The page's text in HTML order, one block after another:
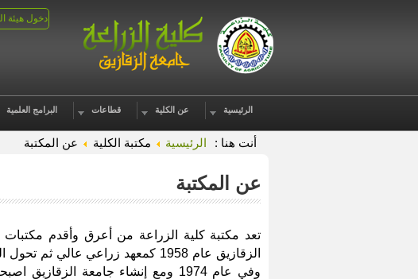
دخول هيئة
الرئيسية عن الكلية قطاعات البرامج العلمية
أنت هنا : الرئيسية مكتبة الكلية عن المكتبة
عن المكتبة
تعد مكتبة كلية الزراعة من أعرق وأقدم
الزقازيق عام 1958
وفي عام 1974
ومع إنشاء جامعة الزقازيق